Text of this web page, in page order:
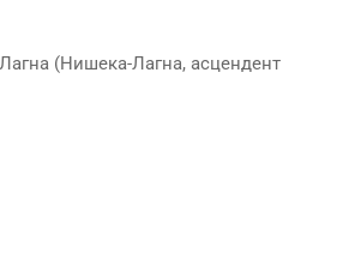
(Нишека-Лагна, асцендент